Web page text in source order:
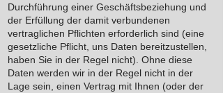
Durchführung einer Geschäftsbeziehung und
der Erfüllung der damit verbundenen
vertraglichen Pflichten erforderlich sind (eine
gesetzliche Pflicht, uns Daten bereitzustellen,
haben Sie in der Regel nicht). Ohne diese
Daten werden wir in der Regel nicht in der
Lage sein, einen Vertrag mit Ihnen (oder der